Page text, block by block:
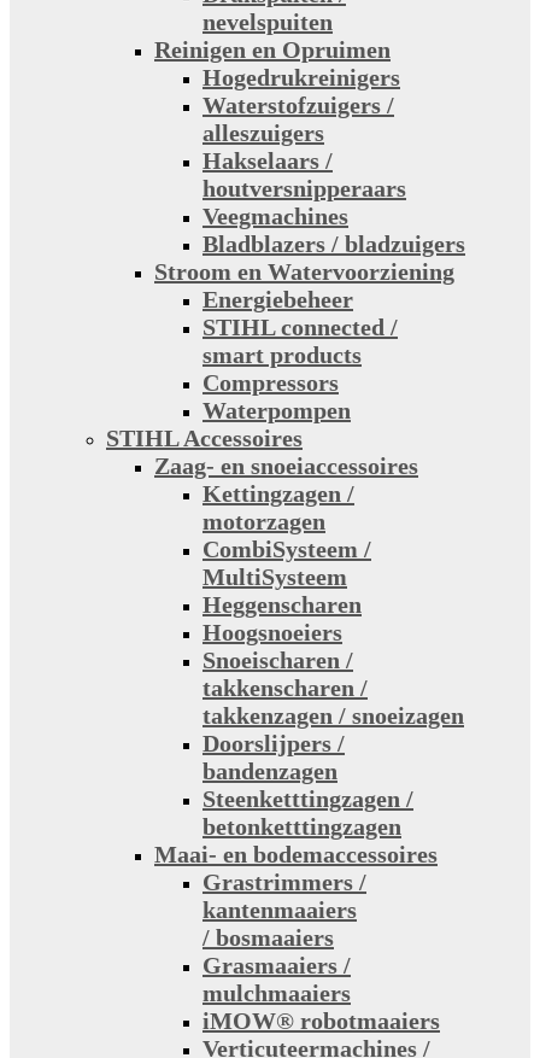
nevelspuiten
Reinigen en Opruimen
Hogedrukreinigers
Waterstofzuigers /
alleszuigers
Hakselaars /
houtversnipperaars
Veegmachines
Bladblazers / bladzuigers
Stroom en Watervoorziening
Energiebeheer
STIHL connected /
smart products
Compressors
Waterpompen
STIHL Accessoires
Zaag- en snoeiaccessoires
Kettingzagen /
motorzagen
CombiSysteem /
MultiSysteem
Heggenscharen
Hoogsnoeiers
Snoeischaren /
takkenscharen /
takkenzagen / snoeizagen
Doorslijpers /
bandenzagen
Steenketttingzagen /
betonketttingzagen
Maai- en bodemaccessoires
Grastrimmers /
kantenmaaiers
/ bosmaaiers
Grasmaaiers /
mulchmaaiers
iMOW® robotmaaiers
Verticuteermachines /